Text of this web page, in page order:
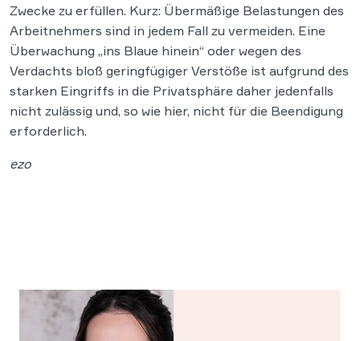
Zwecke zu erfüllen. Kurz: Übermäßige Belastungen des
Arbeitnehmers sind in jedem Fall zu vermeiden. Eine
Überwachung „ins Blaue hinein“ oder wegen des
Verdachts bloß geringfügiger Verstöße ist aufgrund des
starken Eingriffs in die Privatsphäre daher jedenfalls
nicht zulässig und, so wie hier, nicht für die Beendigung
erforderlich.
ezo